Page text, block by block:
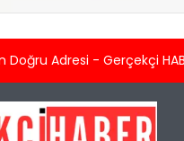
ve satmak üzere
için
/ ACCESS Newswire
Doğru Adresi - Gerçekçi